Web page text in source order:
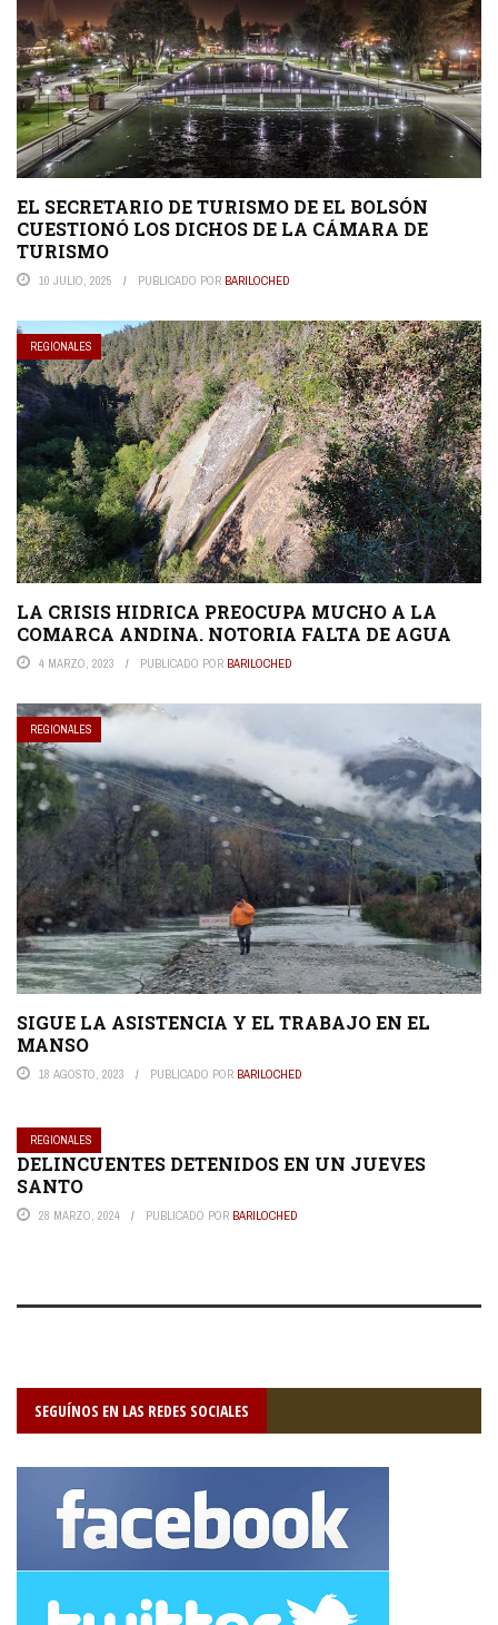
EL SECRETARIO DE TURISMO DE EL BOLSÓN
CUESTIONÓ LOS DICHOS DE LA CÁMARA DE
TURISMO
10 JULIO, 2025 PUBLICADO POR BARILOCHED
REGIONALES
LA CRISIS HIDRICA PREOCUPA MUCHO A LA
COMARCA ANDINA. NOTORIA FALTA DE AGUA
4 MARZO, 2023 PUBLICADO POR BARILOCHED
REGIONALES
SIGUE LA ASISTENCIA Y EL TRABAJO EN EL
MANSO
18 AGOSTO, 2023 PUBLICADO POR BARILOCHED
REGIONALES
DELINCUENTES DETENIDOS EN UN JUEVES
SANTO
28 MARZO, 2024 PUBLICADO POR BARILOCHED
SEGUÍNOS EN LAS REDES SOCIALES